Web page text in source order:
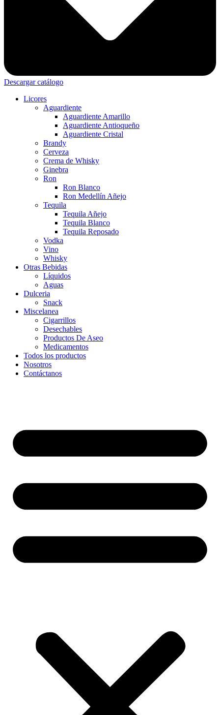
Descargar catálogo
Licores
Aguardiente
Aguardiente Amarillo
Aguardiente Antioqueño
Aguardiente Cristal
Brandy
Cerveza
Crema de Whisky
Ginebra
Ron
Ron Blanco
Ron Medellín Añejo
Tequila
Tequila Añejo
Tequila Blanco
Tequila Reposado
Vodka
Vino
Whisky
Otras Bebidas
Líquidos
Aguas
Dulceria
Snack
Miscelanea
Cigarrillos
Desechables
Productos De Aseo
Medicamentos
Todos los productos
Nosotros
Contáctanos